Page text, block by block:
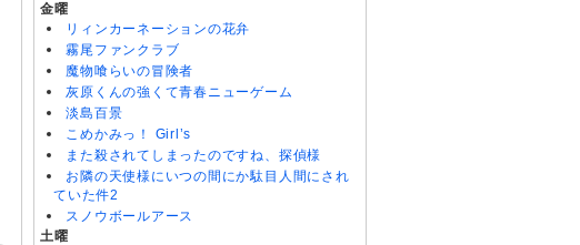
金曜
リィンカーネーションの花弁
霧尾ファンクラブ
魔物喰らいの冒険者
灰原くんの強くて青春ニューゲーム
淡島百景
こめかみっ！ Girl’s
また殺されてしまったのですね、探偵様
お隣の天使様にいつの間にか駄目人間にされ
ていた件2
スノウボールアース
土曜